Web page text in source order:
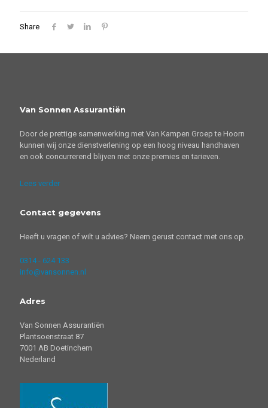
Share
Van Sonnen Assurantiën
Door de prettige samenwerking met Van Kampen Groep te Hoorn
kunnen wij onze dienstverlening op een hoog niveau handhaven
en ook concurrerend blijven met onze premies en tarieven.
Lees verder
Contact gegevens
Heeft u vragen of wilt u advies? Neem gerust contact met ons op.
0314 - 624 133
info@vansonnen.nl
Adres
Van Sonnen Assurantiën
Plantsoenstraat 87
7001 AB Doetinchem
Nederland